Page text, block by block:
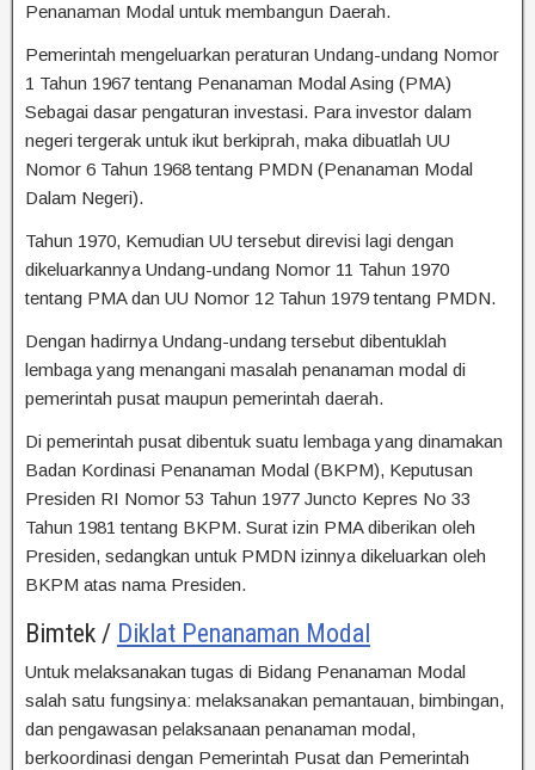
Penanaman Modal untuk membangun Daerah.
Pemerintah mengeluarkan peraturan Undang-undang Nomor
1 Tahun 1967 tentang Penanaman Modal Asing (PMA)
Sebagai dasar pengaturan investasi. Para investor dalam
negeri tergerak untuk ikut berkiprah, maka dibuatlah UU
Nomor 6 Tahun 1968 tentang PMDN (Penanaman Modal
Dalam Negeri).
Tahun 1970, Kemudian UU tersebut direvisi lagi dengan
dikeluarkannya Undang-undang Nomor 11 Tahun 1970
tentang PMA dan UU Nomor 12 Tahun 1979 tentang PMDN.
Dengan hadirnya Undang-undang tersebut dibentuklah
lembaga yang menangani masalah penanaman modal di
pemerintah pusat maupun pemerintah daerah.
Di pemerintah pusat dibentuk suatu lembaga yang dinamakan
Badan Kordinasi Penanaman Modal (BKPM), Keputusan
Presiden RI Nomor 53 Tahun 1977 Juncto Kepres No 33
Tahun 1981 tentang BKPM. Surat izin PMA diberikan oleh
Presiden, sedangkan untuk PMDN izinnya dikeluarkan oleh
BKPM atas nama Presiden.
Bimtek / Diklat Penanaman Modal
Untuk melaksanakan tugas di Bidang Penanaman Modal
salah satu fungsinya: melaksanakan pemantauan, bimbingan,
dan pengawasan pelaksanaan penanaman modal,
berkoordinasi dengan Pemerintah Pusat dan Pemerintah